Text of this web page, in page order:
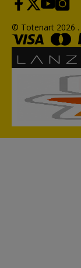
© Totenart 2026 .